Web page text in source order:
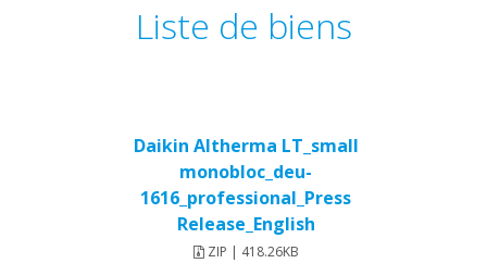
Liste de biens
Daikin Altherma LT_small
monobloc_deu-
1616_professional_Press
Release_English
ZIP | 418.26KB